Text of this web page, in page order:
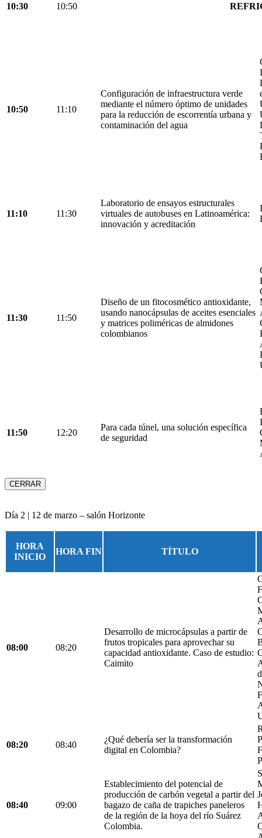
10:30 10:50
10:50 11:10
Configuración de infraestructura verde
mediante el número óptimo de unidades
para la reducción de escorrentía urbana y
contaminación del agua
11:10 11:30
Laboratorio de ensayos estructurales
virtuales de autobuses en Latinoamérica:
innovación y acreditación
11:30 11:50
Diseño de un fitocosmético antioxidante,
usando nanocápsulas de aceites esenciales
y matrices poliméricas de almidones
colombianos
11:50 12:20
Para cada túnel, una solución específica
de seguridad
CERRAR
Día 2 | 12 de marzo – salón Horizonte
HORA
INICIO
HORA FIN TÍTULO
08:00 08:20
Desarrollo de microcápsulas a partir de
frutos tropicales para aprovechar su
capacidad antioxidante. Caso de estudio:
Caimito
08:20 08:40
¿Qué debería ser la transformación
digital en Colombia?
08:40 09:00
Establecimiento del potencial de
producción de carbón vegetal a partir del
bagazo de caña de trapiches paneleros
de la región de la hoya del río Suárez
Colombia.